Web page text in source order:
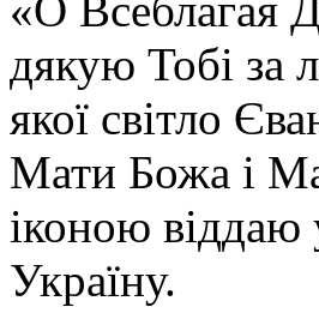
дякую Тобі за
якої світло
Мати Божа і
іконою
Україну.